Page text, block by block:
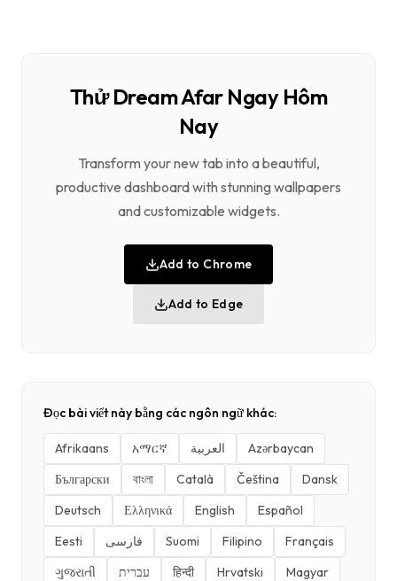
Thử Dream Afar Ngay Hôm
Nay
Transform your new tab into a beautiful,
productive dashboard with stunning wallpapers
and customizable widgets.
Add to Chrome
Add to Edge
Đọc bài viết này bằng các ngôn ngữ khác:
Afrikaans አማርኛ العربية
Azərbaycan
Български
বাংলা Català Čeština
Dansk
Deutsch
Ελληνικά English
Español
Eesti
فارسی Suomi Filipino
Français
ગુજરાતી
עברית हिन्दी Hrvatski
Magyar